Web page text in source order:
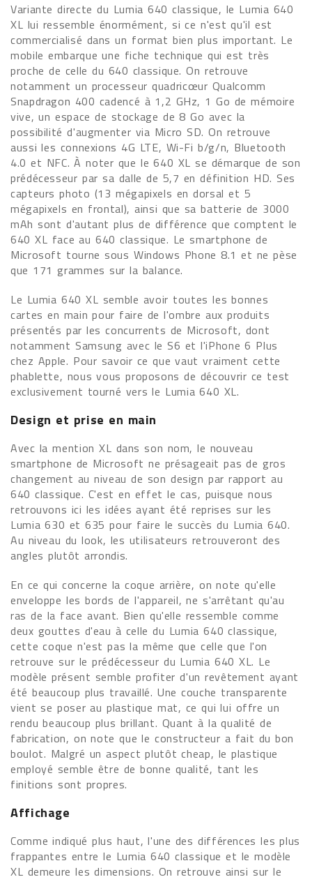
Variante directe du Lumia 640 classique, le Lumia 640
XL lui ressemble énormément, si ce n'est qu'il est
commercialisé dans un format bien plus important. Le
mobile embarque une fiche technique qui est très
proche de celle du 640 classique. On retrouve
notamment un processeur quadricœur Qualcomm
Snapdragon 400 cadencé à 1,2 GHz, 1 Go de mémoire
vive, un espace de stockage de 8 Go avec la
possibilité d'augmenter via Micro SD. On retrouve
aussi les connexions 4G LTE, Wi-Fi b/g/n, Bluetooth
4.0 et NFC. À noter que le 640 XL se démarque de son
prédécesseur par sa dalle de 5,7 en définition HD. Ses
capteurs photo (13 mégapixels en dorsal et 5
mégapixels en frontal), ainsi que sa batterie de 3000
mAh sont d'autant plus de différence que comptent le
640 XL face au 640 classique. Le smartphone de
Microsoft tourne sous Windows Phone 8.1 et ne pèse
que 171 grammes sur la balance.
Le Lumia 640 XL semble avoir toutes les bonnes
cartes en main pour faire de l'ombre aux produits
présentés par les concurrents de Microsoft, dont
notamment Samsung avec le S6 et l'iPhone 6 Plus
chez Apple. Pour savoir ce que vaut vraiment cette
phablette, nous vous proposons de découvrir ce test
exclusivement tourné vers le Lumia 640 XL.
Design et prise en main
Avec la mention XL dans son nom, le nouveau
smartphone de Microsoft ne présageait pas de gros
changement au niveau de son design par rapport au
640 classique. C'est en effet le cas, puisque nous
retrouvons ici les idées ayant été reprises sur les
Lumia 630 et 635 pour faire le succès du Lumia 640.
Au niveau du look, les utilisateurs retrouveront des
angles plutôt arrondis.
En ce qui concerne la coque arrière, on note qu'elle
enveloppe les bords de l'appareil, ne s'arrêtant qu'au
ras de la face avant. Bien qu'elle ressemble comme
deux gouttes d'eau à celle du Lumia 640 classique,
cette coque n'est pas la même que celle que l'on
retrouve sur le prédécesseur du Lumia 640 XL. Le
modèle présent semble profiter d'un revêtement ayant
été beaucoup plus travaillé. Une couche transparente
vient se poser au plastique mat, ce qui lui offre un
rendu beaucoup plus brillant. Quant à la qualité de
fabrication, on note que le constructeur a fait du bon
boulot. Malgré un aspect plutôt cheap, le plastique
employé semble être de bonne qualité, tant les
finitions sont propres.
Affichage
Comme indiqué plus haut, l'une des différences les plus
frappantes entre le Lumia 640 classique et le modèle
XL demeure les dimensions. On retrouve ainsi sur le